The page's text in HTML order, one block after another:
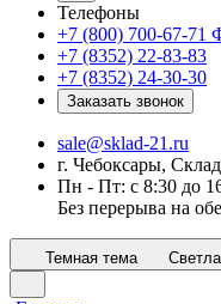
Телефоны
+7 (800) 700-67-71
+7 (8352) 22-83-83
+7 (8352) 24-30-30
Заказать звонок
sale@sklad-21.ru
г. Чебоксары,
Пн - Пт: с 8:30 до
Без перерыва на
Темная тема